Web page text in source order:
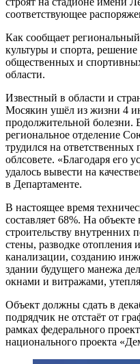
соответствующее
Как сообщает
культуры и спорта,
общественных и
области.
Известный в области и
Мосякин ушёл из жизни 4
продолжительной болезни.
региональное отделение
трудился на ответственных
облсовете. «Благодаря его
удалось вывести на
в Департаменте.
В настоящее время
составляет 68%. На
строительству внутренних
стены, разводке отопления
канализации, созданию
здании будущего манежа
окнами и витражами,
Объект должны сдать в
подрядчик не отстаёт от
рамках федерального
национального проекта